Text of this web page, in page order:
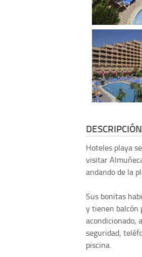
DESCRIPCIÓN
Hoteles playa
visitar
andando de la
Sus bonitas
y tienen balcón
acondicionado,
seguridad,
piscina.